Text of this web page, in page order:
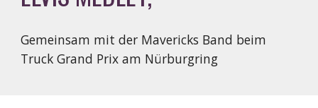
Gemeinsam mit der Mavericks Band beim
Truck Grand Prix am Nürburgring